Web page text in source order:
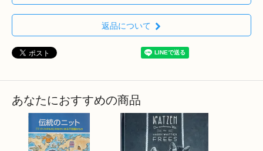
返品について
あなたにおすすめの商品